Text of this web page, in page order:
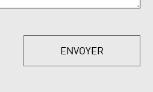
ENVOYER